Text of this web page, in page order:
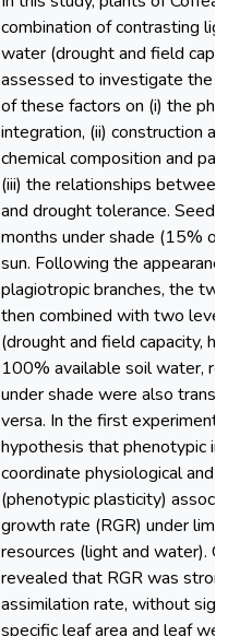
combination of contrasting
water (drought and field
assessed to investigate the
of these factors on (i) the
integration, (ii) construction
chemical composition and
(iii) the relationships
and drought tolerance.
months under shade (15%
sun. Following the
plagiotropic branches, the
then combined with two
(drought and field capacity,
100% available soil water,
under shade were also
versa. In the first
hypothesis that phenotypic
coordinate physiological and
(phenotypic plasticity)
growth rate (RGR) under
resources (light and water).
revealed that RGR was
assimilation rate, without
specific leaf area and leaf